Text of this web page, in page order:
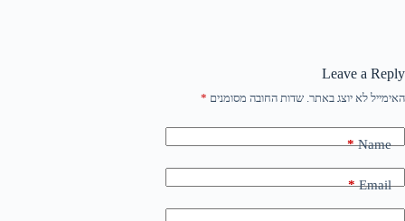
Leave a Reply
האימייל לא יוצג באתר. שדות החובה מסומנים *
Name
*
Email
*